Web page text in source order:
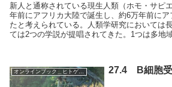
新人と通称されている現生人類（ホモ・サピ
年前にアフリカ大陸で誕生し、約6万年前に
たと考えられている。人類学研究においては
ては2つの学説が提唱されてきた。1つは多地
オンラインブック＿ヒトゲノム事典 27.4 B細胞受